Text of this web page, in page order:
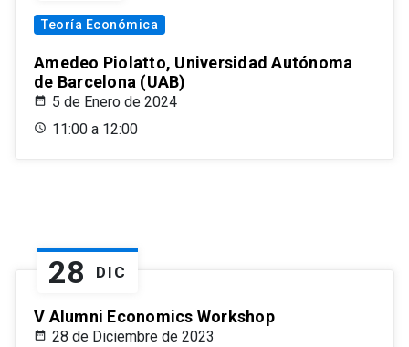
Teoría Económica
Amedeo Piolatto, Universidad Autónoma
de Barcelona (UAB)
5 de Enero de 2024
11:00 a 12:00
28 DIC
V Alumni Economics Workshop
28 de Diciembre de 2023